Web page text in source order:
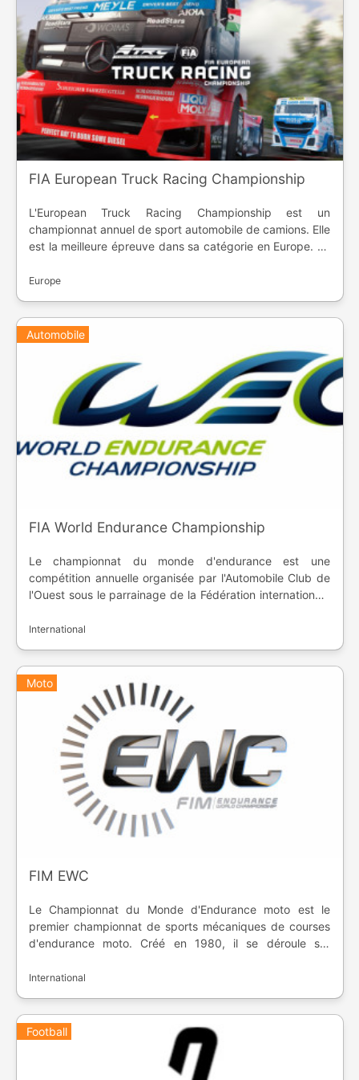
FIA European Truck Racing Championship
L'European Truck Racing Championship est un
championnat annuel de sport automobile de camions. Elle
est la meilleure épreuve dans sa catégorie en Europe. La
date de 2006, et comporte un classement pilote et un
Europe
Automobile
FIA World Endurance Championship
Le championnat du monde d'endurance est une
compétition annuelle organisée par l'Automobile Club de
l'Ouest sous le parrainage de la Fédération internationale
catégories ( LMP1, LMP2, GTE Pro et GTE Am ). La
International
Moto
FIM EWC
Le Championnat du Monde d'Endurance moto est le
premier championnat de sports mécaniques de courses
d'endurance moto. Créé en 1980, il se déroule sur
International
Football